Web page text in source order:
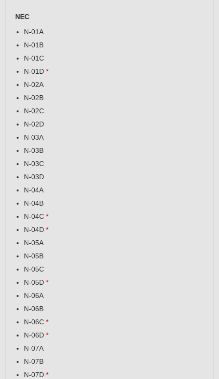
NEC
N-01A
N-01B
N-01C
N-01D *
N-02A
N-02B
N-02C
N-02D
N-03A
N-03B
N-03C
N-03D
N-04A
N-04B
N-04C *
N-04D *
N-05A
N-05B
N-05C
N-05D *
N-06A
N-06B
N-06C *
N-06D *
N-07A
N-07B
N-07D *